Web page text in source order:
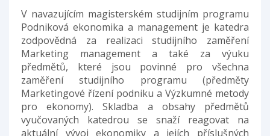
V navazujícím magisterském studijním programu
Podniková ekonomika a management je katedra
zodpovědná za realizaci studijního zaměření
Marketing management a také za výuku
předmětů, které jsou povinné pro všechna
zaměření studijního programu (předměty
Marketingové řízení podniku a Výzkumné metody
pro ekonomy). Skladba a obsahy předmětů
vyučovaných katedrou se snaží reagovat na
aktuální vývoj ekonomiky a jejích příslušných